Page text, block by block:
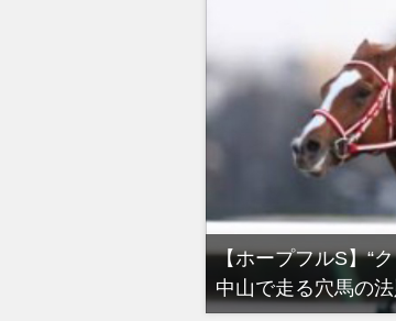
【ホープフルS】“
中山で走る穴馬の